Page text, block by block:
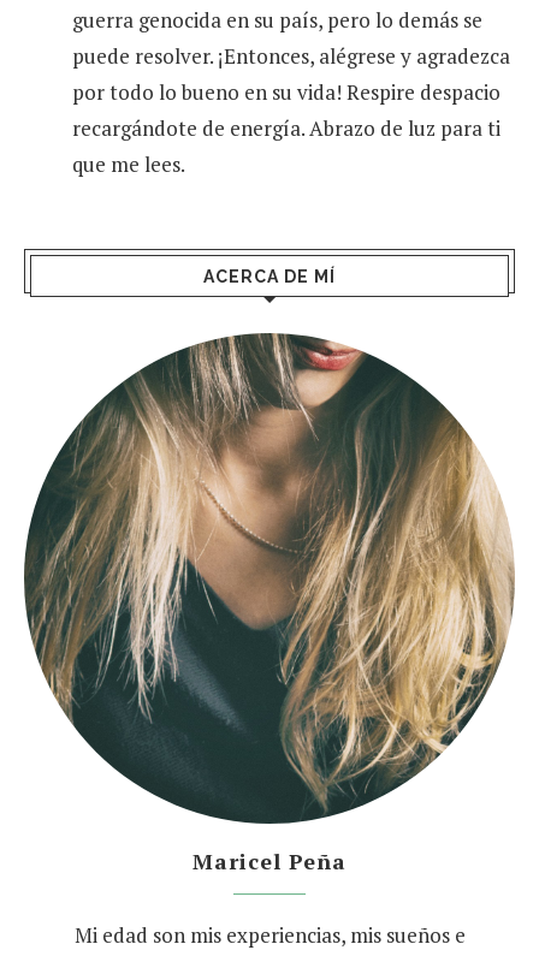
guerra genocida en su país, pero lo demás se
puede resolver. ¡Entonces, alégrese y agradezca
por todo lo bueno en su vida! Respire despacio
recargándote de energía. Abrazo de luz para ti
que me lees.
ACERCA DE MÍ
Maricel Peña
Mi edad son mis experiencias, mis sueños e